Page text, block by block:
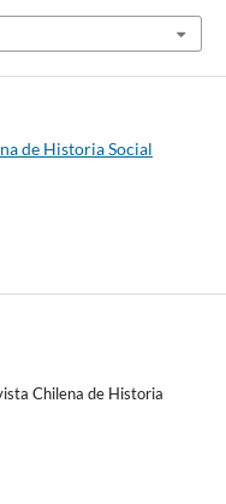
de Historia Social
Chilena de Historia